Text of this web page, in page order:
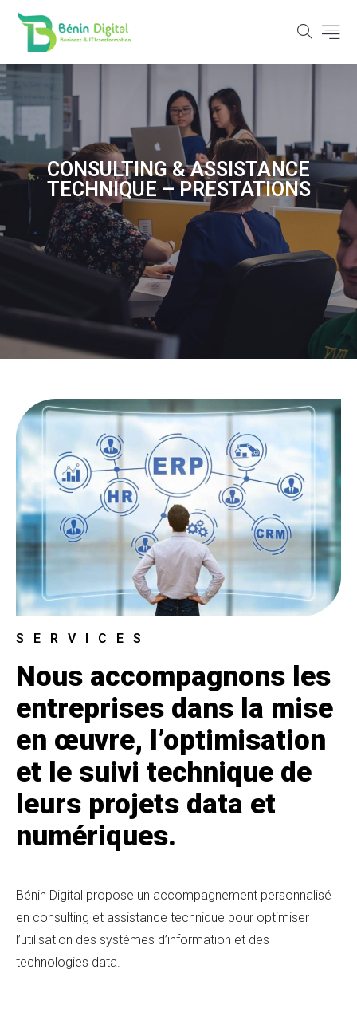
CONSULTING & ASSISTANCE
TECHNIQUE – PRESTATIONS
SERVICES
Nous accompagnons les
entreprises dans la mise
en œuvre, l’optimisation
et le suivi technique de
leurs projets data et
numériques.
Bénin Digital propose un accompagnement personnalisé
en consulting et assistance technique pour optimiser
l’utilisation des systèmes d’information et des
technologies data.